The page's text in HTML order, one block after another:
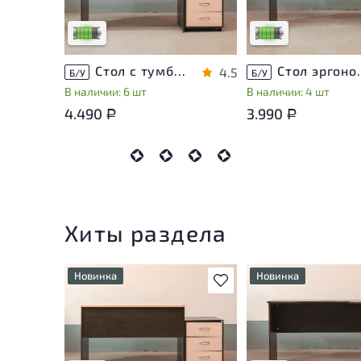
Низкая степень износа
Б/У Стол с тумбой ЛДСП Венге
В наличии: 6 шт
4.5
4.490 Р
использования
Низкая степень
Б/У Стол
В наличии: 4 шт
3.990 Р
Хиты раздела
В избранное
Новинка
незначительные следы
эксплуатации, не влияющие
использования
Новинка
У товара
незначительные
эксплуатации, не
на удобство его
использования